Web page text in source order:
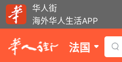
华人街
海外华人生活APP
法国